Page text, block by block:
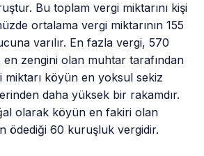
Bu toplam vergi miktarını kişi
ortalama vergi miktarının 155
varılır. En fazla vergi, 570
zengini olan muhtar tarafından
miktarı köyün en yoksul sekiz
daha yüksek bir rakamdır.
olarak köyün en fakiri olan
ödediği 60 kuruşluk vergidir.